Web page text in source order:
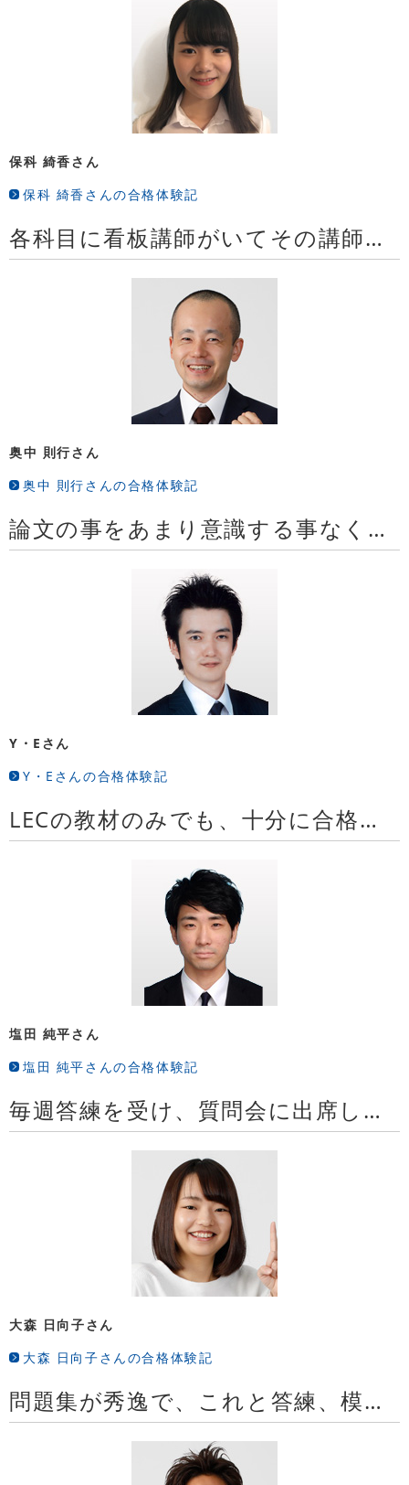
保科 綺香さん
保科 綺香さんの合格体験記
各科目に看板講師がいてその講師が質問にも答えてくれるLECにしようと決めました
奥中 則行さん
奥中 則行さんの合格体験記
論文の事をあまり意識する事なく短答対策に集中できた
Y・Eさん
Y・Eさんの合格体験記
LECの教材のみでも、十分に合格することができました
塩田 純平さん
塩田 純平さんの合格体験記
毎週答練を受け、質問会に出席して論述力を鍛えたことが合格に繋がりました
大森 日向子さん
大森 日向子さんの合格体験記
問題集が秀逸で、これと答練、模試だけで、十分本試験に対応できます